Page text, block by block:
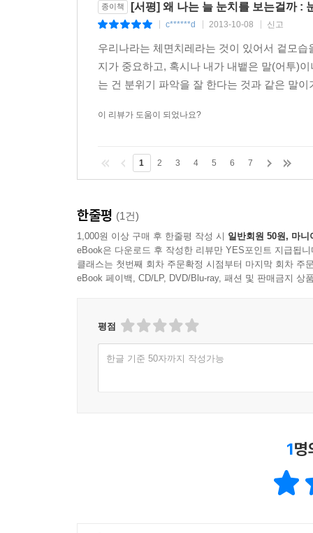
사회적 상황에서 불안이 극심해지면 왜 평소에
되기 때문이다. 남들 앞에서 말을 하거나 평가를
저럴까?’ 하고 생각할 것이다. 그러나 정작 당사
생각이 있다면 그건 딱 하나다. ‘빨리 여기서 벗
도움이 될 수도 있지만 강한 불안은 눈치를 마비
압도될 정도로 사회적 불안이 지나치게 높은 사
사람마다 눈치라는 말을 대하는 태도는 다양하다.
온 어떤 글에는 남에게 불쾌감을 주는 무례한행동
서 사람들이 다양하다 못해 상반된 반응을 보이
락에 따라 다양하게 쓰이기 때문이다. 그래서 눈
그러므로 눈치의 적응적인 면이나 부적응적인 면
는 도움이 되고 어떤 때는 방해가 되는지를 보고
한다는 것을 의미한다. 이 책에서 다루고 있는 눈
어서 나누고 자각하게 한다는 의미다. 이 과정을
것과도 같다. 여기에는 2가지 이점이 있다. 첫 번
종이책 [서평] 왜 나는 늘 눈치를 보는걸까 :
c******d 2013-10-08 신고
우리나라는 체면치레라는 것이 있어서 겉모
지가 중요하고, 혹시나 내가 내뱉은 말(어투)
는 건 분위기 파악을 잘 한다는 것과 같은 말
이 리뷰가 도움이 되었나요?
1 2 3 4 5 6 7
한줄평 (1건)
1,000원 이상 구매 후 한줄평 작성 시 일반회원 50원, 마니
eBook은 다운로드 후 작성한 리뷰만 YES포인트 지급됩니
클래스는 첫번째 회차 주문확정 시점부터 마지막 회차 주
eBook 페이백, CD/LP, DVD/Blu-ray, 패션 및 판매금지 상
평점
한글 기준 50자까지 작성가능
1명